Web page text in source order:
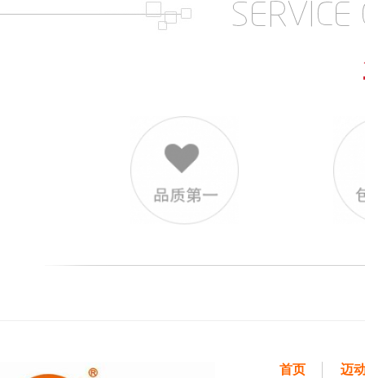
首页
迈